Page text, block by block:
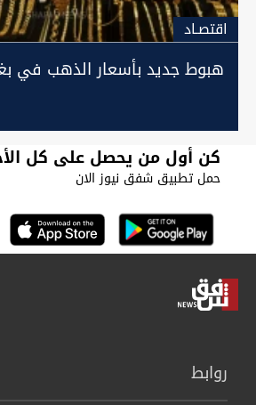
اقتصـاد
هبوط جديد بأسعار الذهب في
كن أول من يحصل على كل
حمل تطبيق شفق نيوز الان
روابط